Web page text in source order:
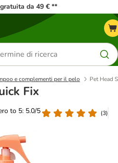
da 49 € **
e complementi per il pelo Pet Head
Fix
to 5: 5.0/5
(3)